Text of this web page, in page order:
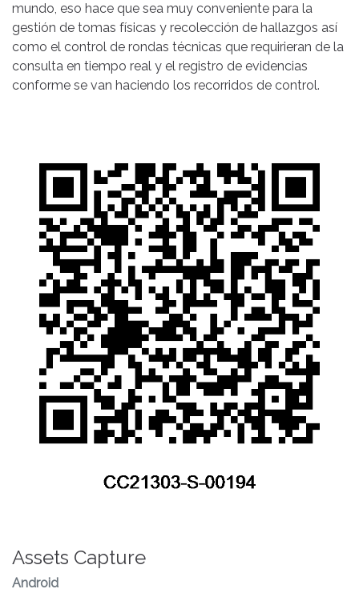
mundo, eso hace que sea muy conveniente para la
gestión de tomas físicas y recolección de hallazgos así
como el control de rondas técnicas que requirieran de la
consulta en tiempo real y el registro de evidencias
conforme se van haciendo los recorridos de control.
Assets Capture
Android